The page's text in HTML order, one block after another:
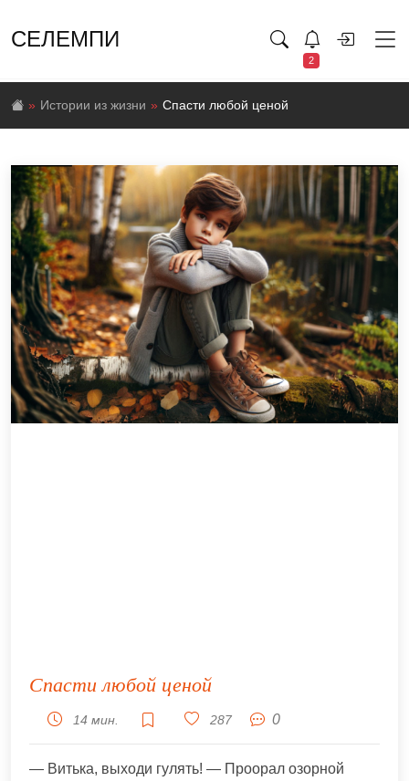
СЕЛЕМПИ
2
Истории из жизни Спасти любой ценой
Спасти любой ценой
14 мин. 287 0
— Витька, выходи гулять! — Проорал озорной